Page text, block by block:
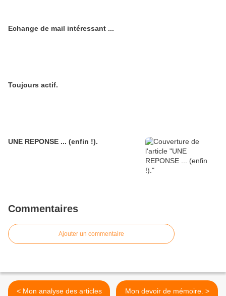
Echange de mail intéressant ...
Toujours actif.
UNE REPONSE ... (enfin !).
Commentaires
Ajouter un commentaire
< Mon analyse des articles
Mon devoir de mémoire. >